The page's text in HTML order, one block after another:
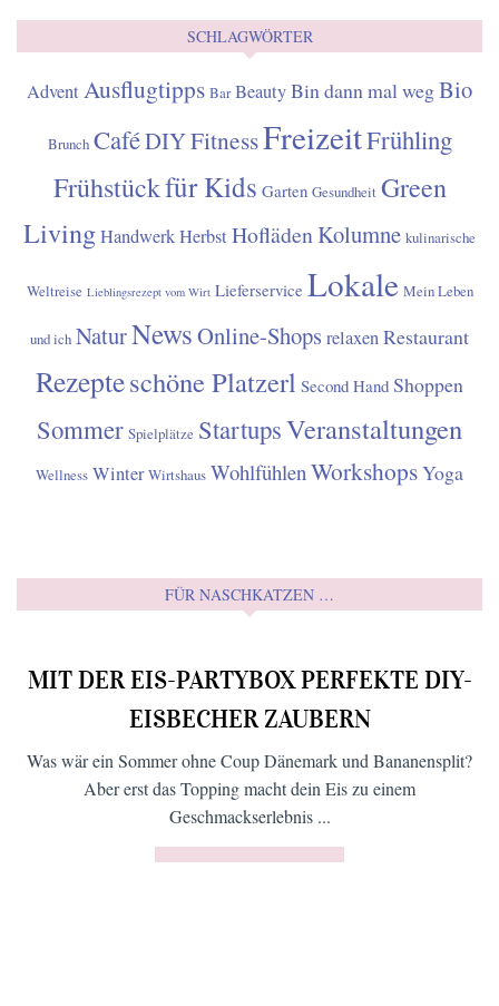
SCHLAGWÖRTER
AdventAusflugtipps Bar BeautyBin dann mal wegBio
Brunch CaféDIYFitnessFreizeitFrühling
Frühstückfür Kids Garten Gesundheit Green
LivingHandwerkHerbstHoflädenKolumne kulinarische
Weltreise Lieblingsrezept vom Wirt Lieferservice Lokale Mein Leben
und ich NaturNewsOnline-Shops relaxenRestaurant
Rezepteschöne Platzerl Second Hand Shoppen
Sommer Spielplätze StartupsVeranstaltungen
Wellness Winter Wirtshaus Wohlfühlen WorkshopsYoga
FÜR NASCHKATZEN …